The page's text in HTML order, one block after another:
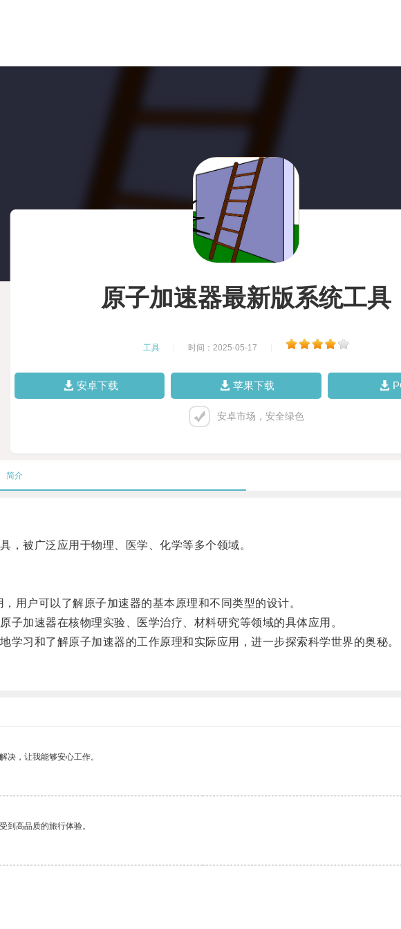
原子加速器最新版系统工具
工具 时间：2025-05-17
安卓下载 苹果下载
安卓市场，安全绿色
简介
被广泛应用于物理、医学、化学等多个领域。
户可以了解原子加速器的基本原理和不同类型的设计。
加速器在核物理实验、医学治疗、材料研究等领域的具体应用。
习和了解原子加速器的工作原理和实际应用，进一步探索科学世界的奥秘。
决，让我能够安心工作。
到高品质的旅行体验。